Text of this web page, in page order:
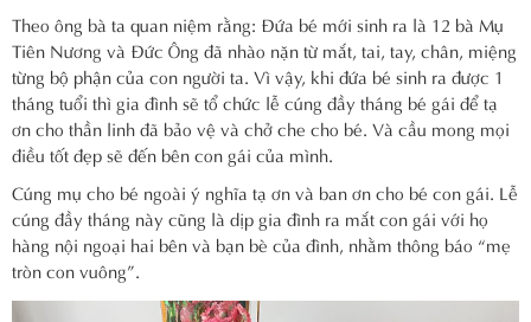
Theo ông bà ta quan niệm rằng: Đứa bé mới sinh ra là 12 bà Mụ
Tiên Nương và Đức Ông đã nhào nặn từ mắt, tai, tay, chân, miệng
từng bộ phận của con người ta. Vì vậy, khi đứa bé sinh ra được 1
tháng tuổi thì gia đình sẽ tổ chức lễ cúng đầy tháng bé gái để tạ
ơn cho thần linh đã bảo vệ và chở che cho bé. Và cầu mong mọi
điều tốt đẹp sẽ đến bên con gái của mình.
Cúng mụ cho bé ngoài ý nghĩa tạ ơn và ban ơn cho bé con gái. Lễ
cúng đầy tháng này cũng là dịp gia đình ra mắt con gái với họ
hàng nội ngoại hai bên và bạn bè của đình, nhằm thông báo “mẹ
tròn con vuông”.